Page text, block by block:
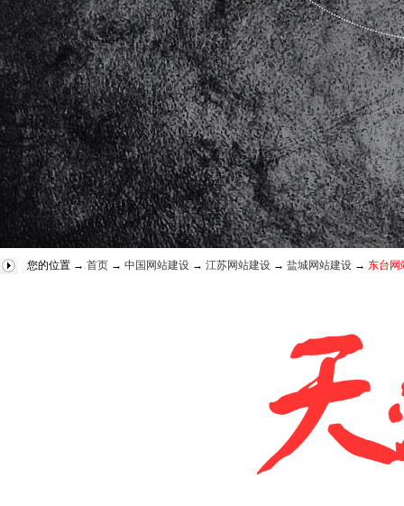
您的位置 → 首页 → 中国网站建设 → 江苏网站建设 → 盐城网站建设 → 东台网